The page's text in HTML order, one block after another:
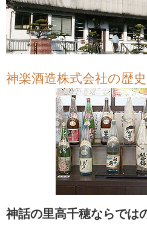
神楽酒造株式会社の歴史
神話の里高千穂ならでは